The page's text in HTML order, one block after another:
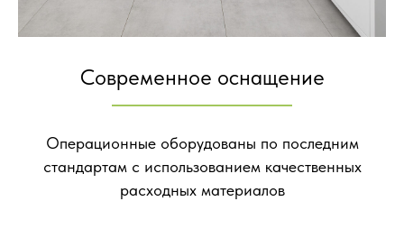
Современное оснащение
Операционные оборудованы по последним
стандартам с использованием качественных
расходных материалов